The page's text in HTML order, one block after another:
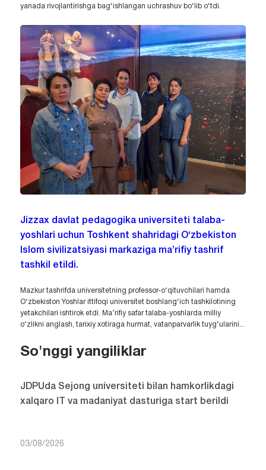
yanada rivojlantirishga bag‘ishlangan uchrashuv bo‘lib o‘tdi.
Jizzax davlat pedagogika universiteti talaba-
yoshlari uchun Toshkent shahridagi O‘zbekiston
Islom sivilizatsiyasi markaziga ma’rifiy tashrif
tashkil etildi.
Mazkur tashrifda universitetning professor-o‘qituvchilari hamda
O‘zbekiston Yoshlar ittifoqi universitet boshlang‘ich tashkilotining
yetakchilari ishtirok etdi. Ma’rifiy safar talaba-yoshlarda milliy
o‘zlikni anglash, tarixiy xotiraga hurmat, vatanparvarlik tuyg‘ularini...
So'nggi yangiliklar
JDPUda Sejong universiteti bilan hamkorlikdagi
xalqaro IT va madaniyat dasturiga start berildi
03/08/2026